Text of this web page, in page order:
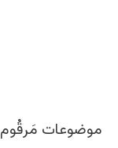
موضوعات مَرقُوم